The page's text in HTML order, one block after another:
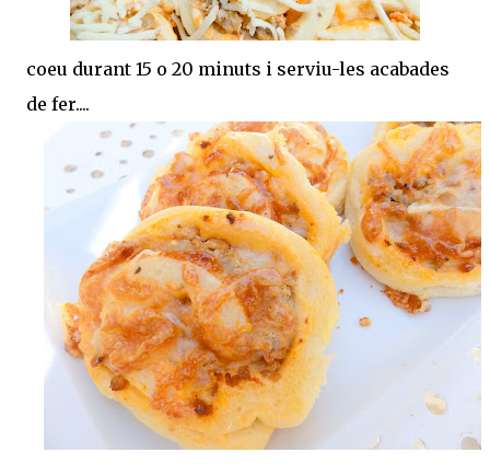
coeu durant 15 o 20 minuts i serviu-les acabades
de fer....